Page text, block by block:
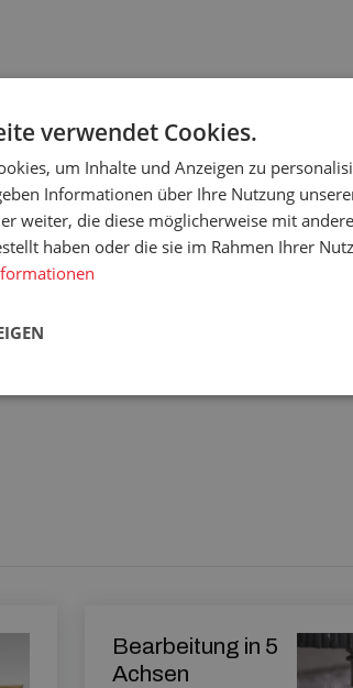
haben, handelt es sich um
des technischen Schaumstoffs.
12397xxx
Bearbeitung in 5
Achsen
verwendet Cookies.
um Inhalte und Anzeigen zu
Informationen über Ihre Nutzung
weiter, die diese möglicherweise mit
haben oder die sie im Rahmen Ihrer